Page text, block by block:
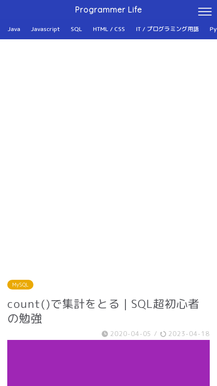
Programmer Life
Java Javascript SQL HTML / CSS IT / プログラミング用語
MySQL
count()で集計をとる | SQL超初心者
の勉強
2020-04-05 / 2023-04-18